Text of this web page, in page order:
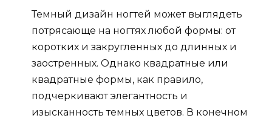
Темный дизайн ногтей может выглядеть
потрясающе на ногтях любой формы: от
коротких и закругленных до длинных и
заостренных. Однако квадратные или
квадратные формы, как правило,
подчеркивают элегантность и
изысканность темных цветов. В конечном